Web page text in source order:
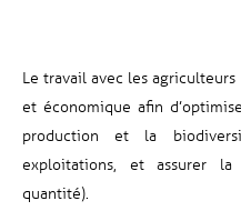
Le travail avec les agriculteurs
et économique afin
production et la
exploitations, etassurer la
quantité).